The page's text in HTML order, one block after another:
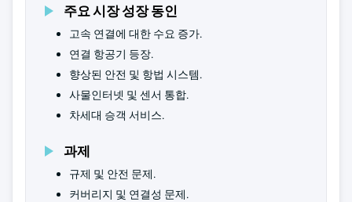
주요 시장 성장 동인
고속 연결에 대한 수요 증가.
연결 항공기 등장.
향상된 안전 및 항법 시스템.
사물인터넷 및 센서 통합.
차세대 승객 서비스.
과제
규제 및 안전 문제.
커버리지 및 연결성 문제.